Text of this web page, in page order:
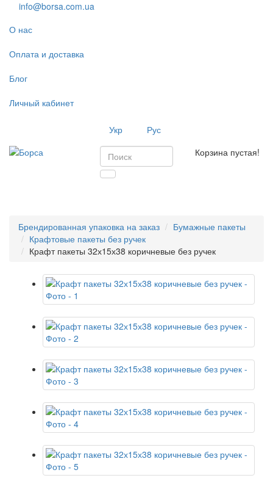
info@borsa.com.ua
О нас
Оплата и доставка
Блог
Личный кабинет
Укр
Рус
Корзина пустая!
Брендированная упаковка на заказ
Бумажные пакеты
Крафтовые пакеты без ручек
Крафт пакеты 32х15х38 коричневые без ручек